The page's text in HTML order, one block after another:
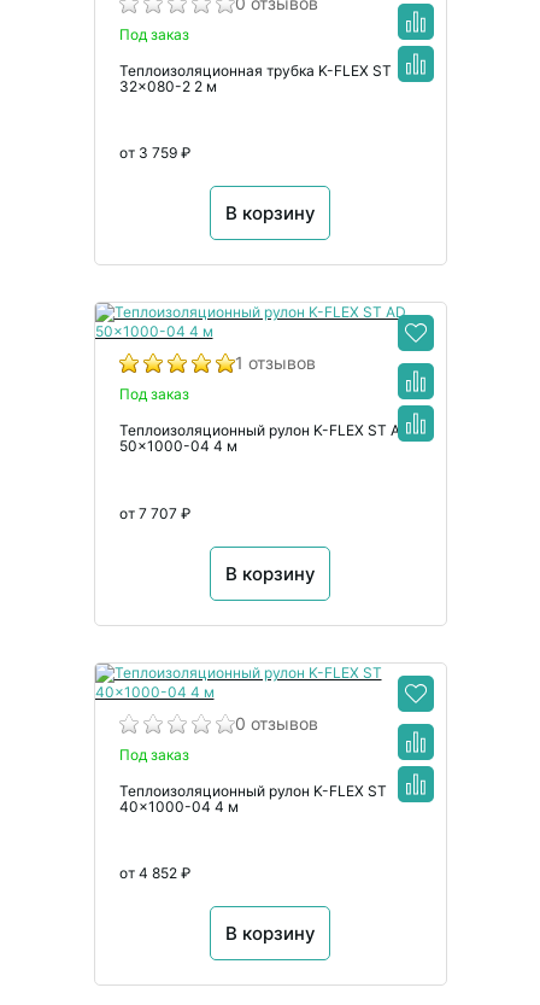
Под заказ
Теплоизоляционная трубка K-FLEX ST
32x080-2 2 м
от 3 759 ₽
В корзину
1 отзывов
Под заказ
Теплоизоляционный рулон K-FLEX ST AD
50x1000-04 4 м
от 7 707 ₽
В корзину
0 отзывов
Под заказ
Теплоизоляционный рулон K-FLEX ST
40x1000-04 4 м
от 4 852 ₽
В корзину